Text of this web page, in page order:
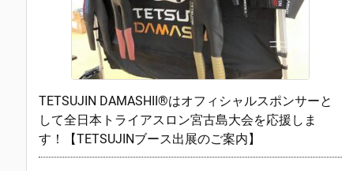
TETSUJIN DAMASHII®︎はオフィシャルスポンサーと
して全日本トライアスロン宮古島大会を応援しま
す！【TETSUJINブース出展のご案内】